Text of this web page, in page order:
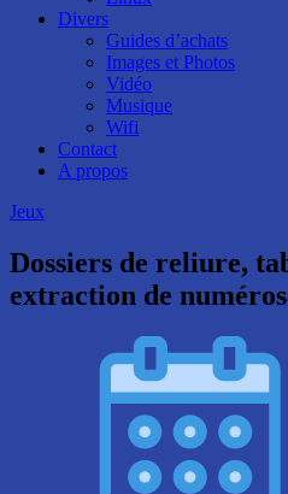
Divers
Guides d’achats
Images et Photos
Vidéo
Musique
Wifi
Contact
A propos
Jeux
Dossiers de reliure,
extraction de numéros